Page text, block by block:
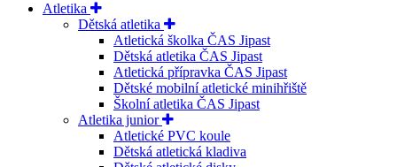
Atletika
Dětská atletika
Atletická školka ČAS Jipast
Dětská atletika ČAS Jipast
Atletická přípravka ČAS Jipast
Dětské mobilní atletické minihřiště
Školní atletika ČAS Jipast
Atletika junior
Atletické PVC koule
Dětská atletická kladiva